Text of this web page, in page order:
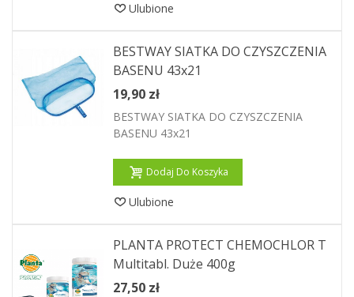
Ulubione
BESTWAY SIATKA DO CZYSZCZENIA
BASENU 43x21
19,90 zł
BESTWAY SIATKA DO CZYSZCZENIA
BASENU 43x21
Dodaj Do Koszyka
Ulubione
PLANTA PROTECT CHEMOCHLOR T
Multitabl. Duże 400g
27,50 zł